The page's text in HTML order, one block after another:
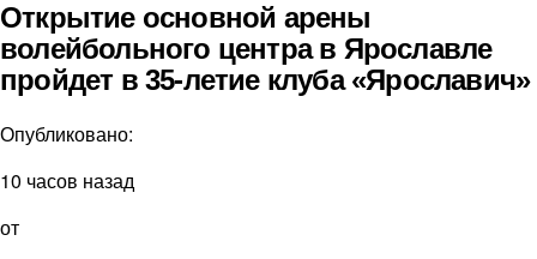
Открытие основной арены
волейбольного центра в Ярославле
пройдет в 35-летие клуба «Ярославич»
Опубликовано:
10 часов назад
от